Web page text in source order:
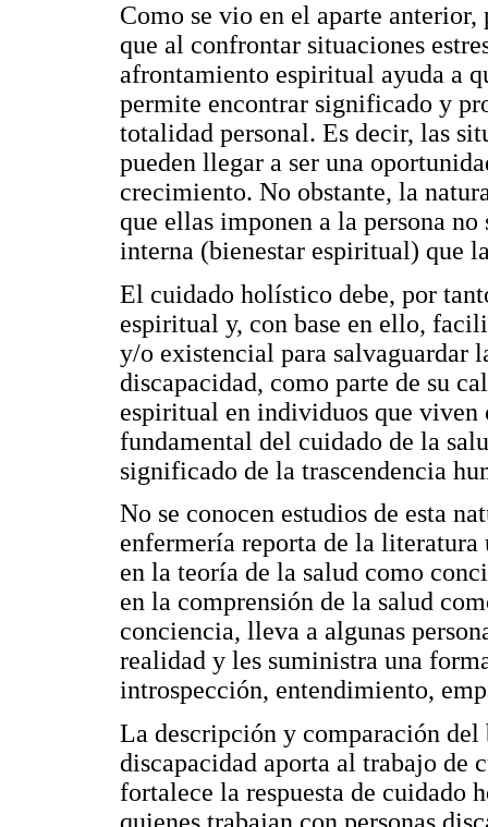
Como se vio en el aparte
que al confrontar situaciones
afrontamiento espiritual ayuda a
permite encontrar significado y
totalidad personal. Es decir, las
pueden llegar a ser una
crecimiento. No obstante, la
que ellas imponen a la persona
interna (bienestar espiritual) que
El cuidado holístico debe, por
espiritual y, con base en ello,
y/o existencial para salvaguardar
discapacidad, como parte de su
espiritual en individuos que viven
fundamental del cuidado de la
significado de la trascendencia
No se conocen estudios de esta
enfermería reporta de la
en la teoría de la salud como
en la comprensión de la salud
conciencia, lleva a algunas
realidad y les suministra una
introspección, entendimiento,
La descripción y comparación del
discapacidad aporta al trabajo de
fortalece la respuesta de cuidado